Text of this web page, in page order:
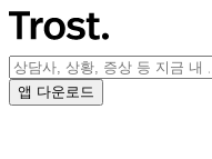
앱 다운로드